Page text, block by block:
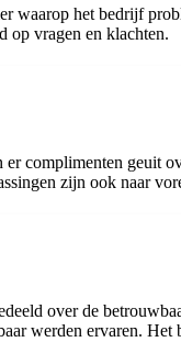
waarop het bedrijf
op vragen en klachten.
complimenten geuit
zijn ook naar
over de
werden ervaren.